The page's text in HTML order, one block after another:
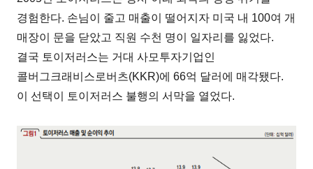
경험한다. 손님이 줄고 매출이 떨어지자 미국 내 100여 개
매장이 문을 닫았고 직원 수천 명이 일자리를 잃었다.
결국 토이저러스는 거대 사모투자기업인
콜버그크래비스로버츠(KKR)에 66억 달러에 매각됐다.
이 선택이 토이저러스 불행의 서막을 열었다.